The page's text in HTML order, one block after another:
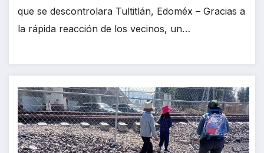
que se descontrolara Tultitlán, Edoméx – Gracias a
la rápida reacción de los vecinos, un…